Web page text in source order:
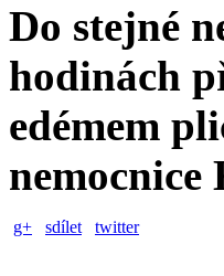
Do stejné
hodinách
edémem
nemocnice
g+ sdílet twitter